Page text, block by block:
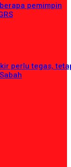
pemimpin
perlu tegas,